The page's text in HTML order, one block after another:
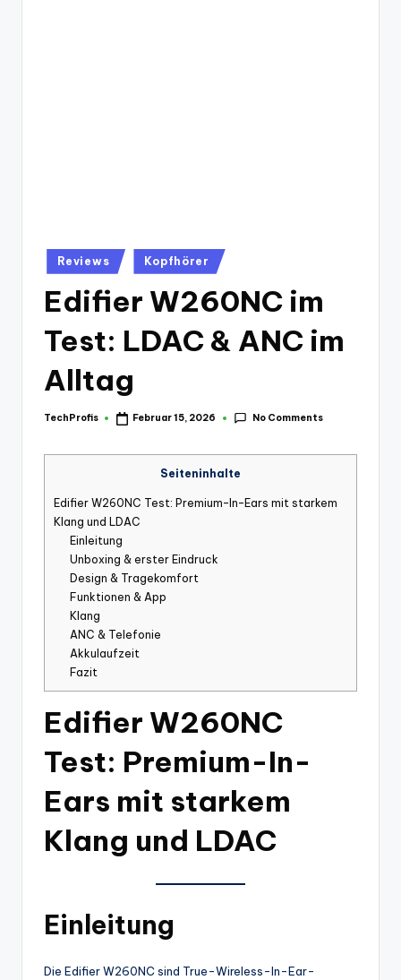
Posted
in
Reviews Kopfhörer
Edifier W260NC im
Test: LDAC & ANC im
Alltag
Posted
TechProfis Februar 15, 2026 No Comments
Seiteninhalte
Edifier W260NC Test: Premium-In-Ears mit starkem
Klang und LDAC
Einleitung
Unboxing & erster Eindruck
Design & Tragekomfort
Funktionen & App
Klang
ANC & Telefonie
Akkulaufzeit
Fazit
Edifier W260NC
Test: Premium-In-
Ears mit starkem
Klang und LDAC
Einleitung
Die Edifier W260NC sind True-Wireless-In-Ear-